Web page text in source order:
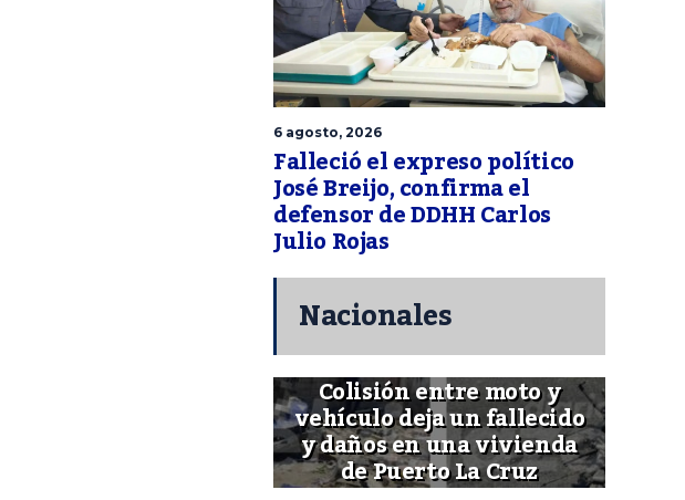
6 agosto, 2026
Falleció el expreso político
José Breijo, confirma el
defensor de DDHH Carlos
Julio Rojas
Nacionales
Colisión entre moto y
vehículo deja un fallecido
y daños en una vivienda
de Puerto La Cruz